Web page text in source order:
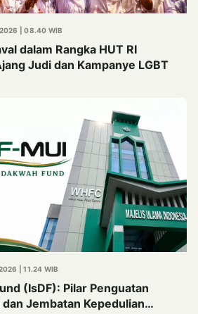
| 08.40 WIB
dalam Rangka HUT RI
Judi dan Kampanye LGBT
| 11.24 WIB
(IsDF): Pilar Penguatan
Jembatan Kepedulian